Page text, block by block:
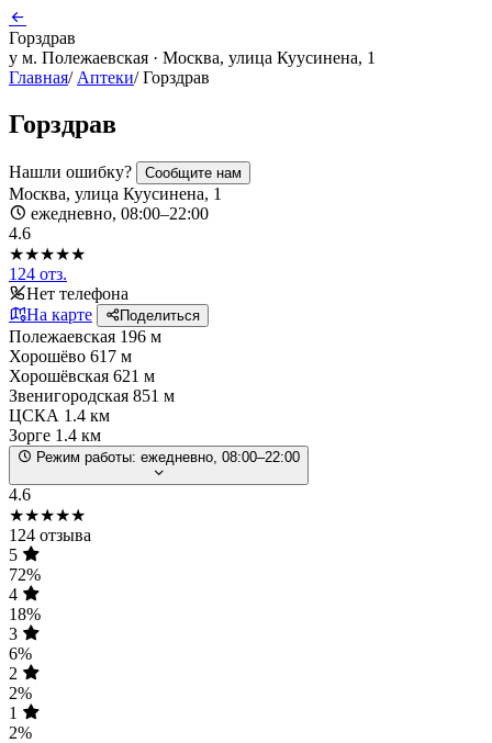
Горздрав
у м. Полежаевская · Москва, улица Куусинена, 1
Главная/ Аптеки/ Горздрав
Горздрав
Нашли ошибку? Сообщите нам
Москва, улица Куусинена, 1
ежедневно, 08:00–22:00
4.6
★★★★★
124 отз.
Нет телефона
На карте
Поделиться
Полежаевская 196 м
Хорошёво 617 м
Хорошёвская 621 м
Звенигородская 851 м
ЦСКА 1.4 км
Зорге 1.4 км
Режим работы: ежедневно, 08:00–22:00
4.6
★★★★★
124 отзыва
5
72%
4
18%
3
6%
2
2%
1
2%